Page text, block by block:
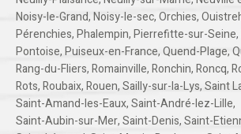
Noisy-le-Grand,Noisy-le-sec,Orchies,
Pérenchies,Phalempin,Pierrefitte-sur-Seine,
Pontoise,Puiseux-en-France,Quend-Plage,
Rang-du-Fliers,Romainville,Ronchin,Roncq,
Rots,Roubaix,Rouen,Sailly-sur-la-Lys,Saint
Saint-Amand-les-Eaux,Saint-André-lez-Lille,
Saint-Aubin-sur-Mer,Saint-Denis,Saint-